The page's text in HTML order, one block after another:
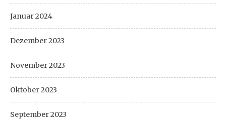
Januar 2024
Dezember 2023
November 2023
Oktober 2023
September 2023